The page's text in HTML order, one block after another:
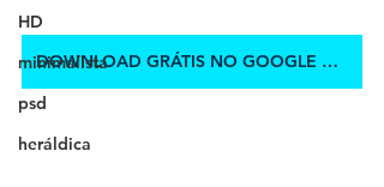
HD
minimalista
psd
heráldica
DOWNLOAD GRÁTIS NO GOOGLE DRIVE